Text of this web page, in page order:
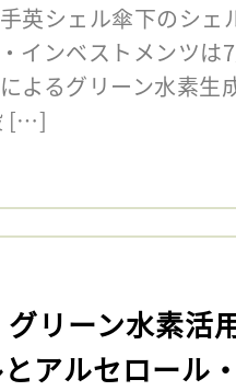
英シェル傘下のシェ
インベストメンツは
よるグリーン水素
[…]
グリーン水素活
アルセロール